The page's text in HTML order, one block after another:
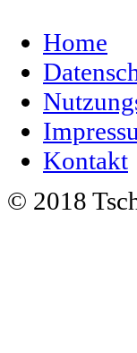
Home
Kontakt
© 2018